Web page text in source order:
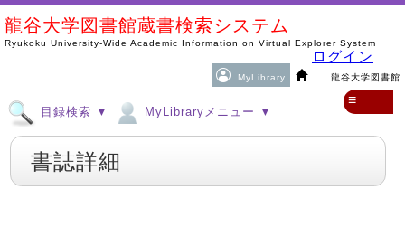
龍谷大学図書館蔵書検索システム
Ryukoku University-Wide Academic Information on Virtual Explorer System
MyLibrary 龍谷大学図書館
ログイン
目録検索 ▼ MyLibraryメニュー ▼
≡
書誌詳細